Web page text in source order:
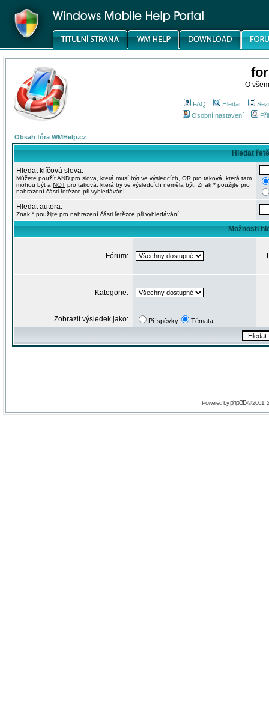
O
FAQ Hledat
Osobní nastavení
Obsah fóra WMHelp.cz
Hledat
Hledat klíčová slova:
Můžete použítAND pro slova, která musí být ve výsledcích, OR pro taková, která tam
mohou být a NOT pro taková, která by ve výsledcích neměla být. Znak * použijte pro
nahrazení části řetězce při vyhledávání.
Hledat autora:
Znak * použijte pro nahrazení části řetězce při vyhledávání
Možnosti
Fórum:
Kategorie:
Zobrazit výsledek jako: Příspěvky Témata
Powered byphpBB© 2001,